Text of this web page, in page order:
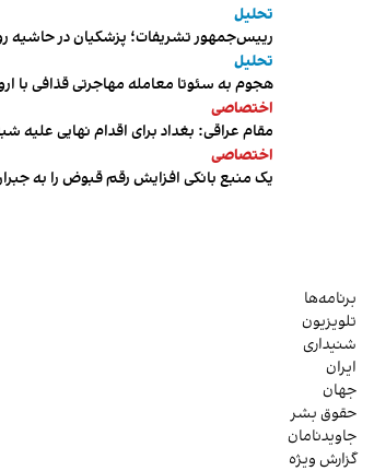
تحلیل
رییس‌جمهور تشریفات؛ پزشکیان در حاشیه
تحلیل
هجوم به سئوتا معامله مهاجرتی قذافی با
اختصاصی
مقام عراقی: بغداد برای اقدام نهایی علیه
اختصاصی
یک منبع بانکی افزایش رقم قبوض را به
برنامه‌ها
تلویزیون
شنیداری
ایران
جهان
حقوق بشر
جاویدنامان
گزارش ویژه